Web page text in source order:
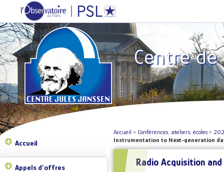
Centre de
Accueil
Appels d’offres
Accueil > Conférences, ateliers, écoles >
Instrumentation to Next-generation
Radio Acquisition